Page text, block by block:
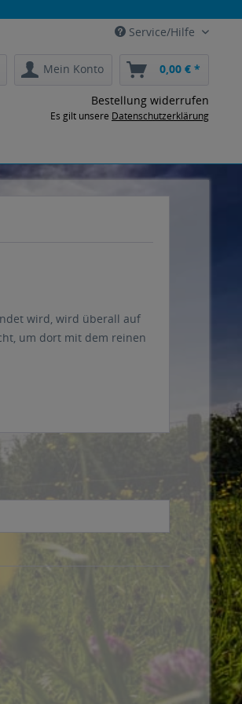
Service/Hilfe
Mein Konto 0,00 € *
Bestellung widerrufen
Es gilt unsere Datenschutzerklärung
wird, wird überall auf
um dort mit dem reinen